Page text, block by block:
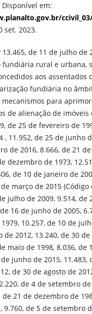
em:
set. 2023.
13.465, de 11 de julho de
fundiária rural e urbana,
aos assentados
fundiária no
para
de alienação de imóveis
de 25 de fevereiro de
, 11.952, de 25 de junho
de 2016, 8.666, de 21
dezembro de 1973,
de 10 de janeiro de
março de 2015 (Código
julho de 2009, 9.514, de
16 de junho de 2005,
10.257, de 10 de
de 2012, 13.240, de 30
maio de 1998, 8.036, de
junho de 2015, 11.483,
de 30 de agosto de
de 4 de setembro
de 21 de dezembro de
9.760, de 5 de setembro